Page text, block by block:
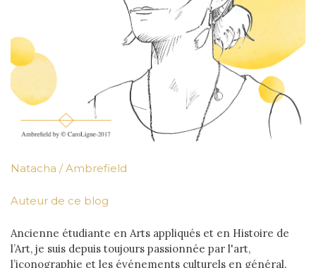
Natacha / Ambrefield
Auteur de ce blog
Ancienne étudiante en Arts appliqués et en Histoire de
l’Art, je suis depuis toujours passionnée par l'art,
l’iconographie et les événements culturels en général.